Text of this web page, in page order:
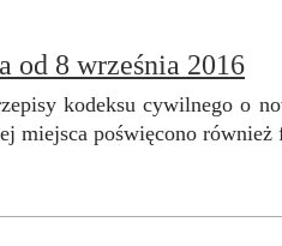
od 8 września 2016
kodeksu cywilnego o
miejsca poświęcono również